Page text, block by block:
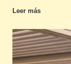
Leer más